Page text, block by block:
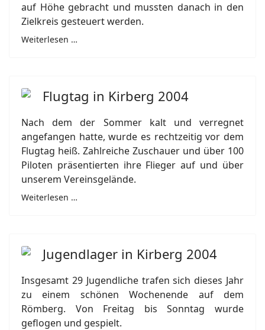
auf Höhe gebracht und mussten danach in den
Zielkreis gesteuert werden.
Weiterlesen …
Flugtag in Kirberg 2004
Nach dem der Sommer kalt und verregnet
angefangen hatte, wurde es rechtzeitig vor dem
Flugtag heiß. Zahlreiche Zuschauer und über 100
Piloten präsentierten ihre Flieger auf und über
unserem Vereinsgelände.
Weiterlesen …
Jugendlager in Kirberg 2004
Insgesamt 29 Jugendliche trafen sich dieses Jahr
zu einem schönen Wochenende auf dem
Römberg. Von Freitag bis Sonntag wurde
geflogen und gespielt.